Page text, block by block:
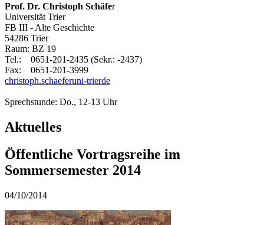
Prof. Dr. Christoph Schäfer
Universität Trier
FB III - Alte Geschichte
54286 Trier
Raum: BZ 19
Tel.: 0651-201-2435 (Sekr.: -2437)
Fax: 0651-201-3999
christoph.schaeferuni-trierde
Sprechstunde: Do., 12-13 Uhr
Aktuelles
Öffentliche Vortragsreihe im
Sommersemester 2014
04/10/2014